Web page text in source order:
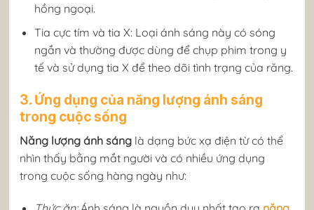
hồng ngoại.
Tia cực tím và tia X: Loại ánh sáng này có sóng
ngắn và thường được dùng để chụp phim trong y
tế và sử dụng tia X để theo dõi tình trạng của răng.
3. Ứng dụng của năng lượng ánh sáng
trong cuộc sống
Năng lượng ánh sáng là dạng bức xạ điện từ có thể
nhìn thấy bằng mắt người và có nhiều ứng dụng
trong cuộc sống hàng ngày như: